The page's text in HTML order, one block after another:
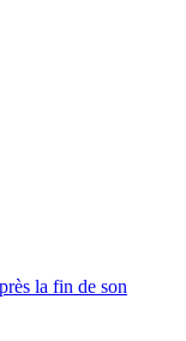
la fin de son